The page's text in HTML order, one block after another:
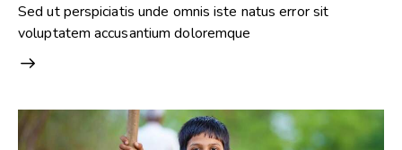
Sed ut perspiciatis unde omnis iste natus error sit
voluptatem accusantium doloremque